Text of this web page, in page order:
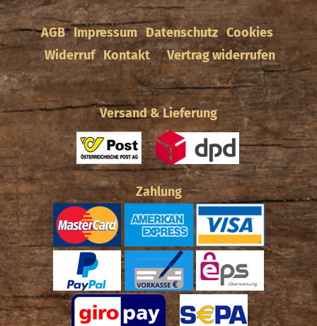
AGB Impressum Datenschutz Cookies
Widerruf Kontakt Vertrag widerrufen
Versand & Lieferung
Zahlung